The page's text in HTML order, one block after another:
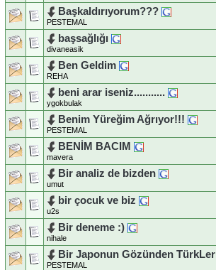
Başkaldırıyorum???
PESTEMAL
başsağlığı
divaneasik
Ben Geldim
REHA
beni arar iseniz...........
ygokbulak
Benim Yüreğim Ağrıyor!!!
PESTEMAL
BENİM BACIM
mavera
Bir analiz de bizden
umut
bir çocuk ve biz
u2s
Bir deneme :)
nihale
Bir Japonun Gözünden TürkLer
PESTEMAL